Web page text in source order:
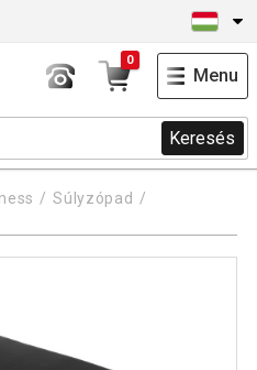
Keresés
0
Menu
Súlyzópad